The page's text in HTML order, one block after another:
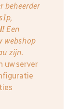
beheerder
Een
webshop
zijn.
uw server